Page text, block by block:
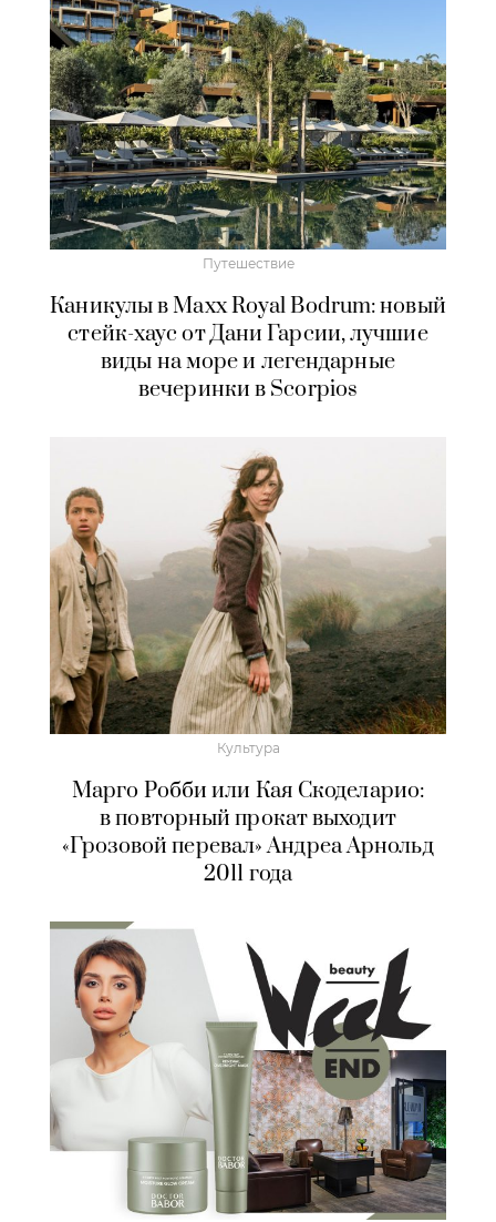
Путешествие
Каникулы в Maxx Royal Bodrum: новый
стейк-хаус от Дани Гарсии, лучшие
виды на море и легендарные
вечеринки в Scorpios
Культура
Марго Робби или Кая Скоделарио:
в повторный прокат выходит
«Грозовой перевал» Андреа Арнольд
2011 года